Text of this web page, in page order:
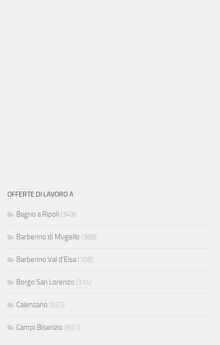
OFFERTE DI LAVORO A
Bagno a Ripoli (343)
Barberino di Mugello (388)
Barberino Val d'Elsa(105)
Borgo San Lorenzo (314)
Calenzano (827)
Campi Bisenzio (831)